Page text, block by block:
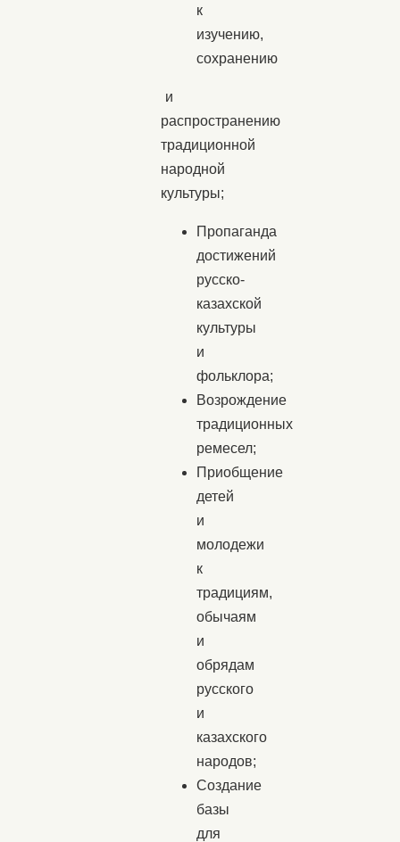
к
изучению,
сохранению
и
распространению
традиционной
народной
культуры;
Пропаганда
достижений
русско-
казахской
культуры
и
фольклора;
Возрождение
традиционных
ремесел;
Приобщение
детей
и
молодежи
к
традициям,
обычаям
и
обрядам
русского
и
казахского
народов;
Создание
базы
для